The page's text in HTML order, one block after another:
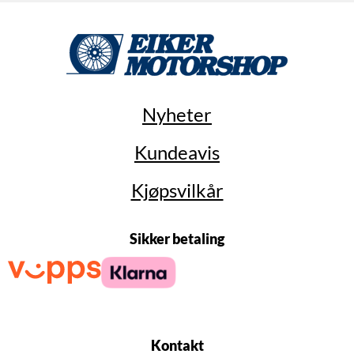
Nyheter
Kundeavis
Kjøpsvilkår
Sikker betaling
Kontakt